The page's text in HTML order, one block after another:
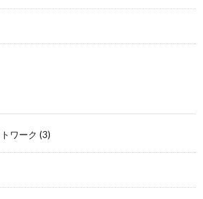
ワーク (3)